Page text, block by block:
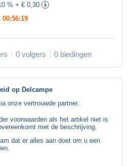
% + € 0,30
00:56:19
0 volgers 0 biedingen
op Delcampe
onze vertrouwde partner.
voorwaarden als het artikel niet is
met de beschrijving.
dat er alles aan doet om u een